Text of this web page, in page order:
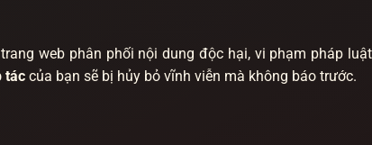
web phân phối nội dung độc hại, vi phạm pháp luật
tác của bạn sẽ bị hủy bỏ vĩnh viễn mà không báo trước.